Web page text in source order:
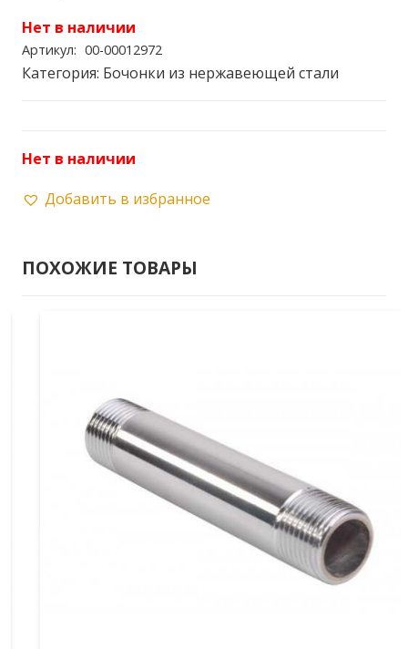
Нет в наличии
Артикул: 00-00012972
Категория: Бочонки из нержавеющей стали
Нет в наличии
Добавить в избранное
ПОХОЖИЕ ТОВАРЫ